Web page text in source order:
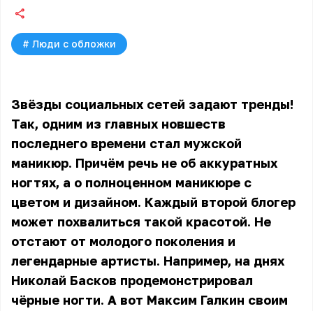
# Люди с обложки
Звёзды социальных сетей задают тренды!
Так, одним из главных новшеств
последнего времени стал мужской
маникюр. Причём речь не об аккуратных
ногтях, а о полноценном маникюре с
цветом и дизайном. Каждый второй блогер
может похвалиться такой красотой. Не
отстают от молодого поколения и
легендарные артисты. Например, на днях
Николай Басков продемонстрировал
чёрные ногти. А вот Максим Галкин своим